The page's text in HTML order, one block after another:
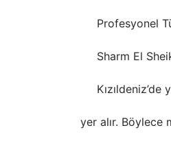
Profesyonel
Sharm El
yer alır. Böylece